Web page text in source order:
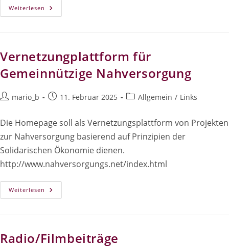
Weiterlesen Pressespiegel
Vernetzungplattform für
Gemeinnützige Nahversorgung
Beitrags-
mario_b
Beitrag11. Februar 2025
Beitrags-
Allgemein / Links
Die Homepage soll als Vernetzungsplattform von Projekten
zur Nahversorgung basierend auf Prinzipien der
Solidarischen Ökonomie dienen.
http://www.nahversorgungs.net/index.html
Weiterlesen Vernetzungplattform
Für
Radio/Filmbeiträge